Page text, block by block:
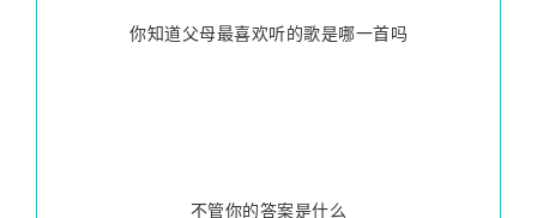
你知道父母最喜欢听的歌是哪一首吗
不管你的答案是什么